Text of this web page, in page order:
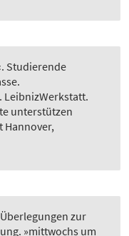
Studierende
LeibnizWerkstatt.
unterstützen
Hannover,
zur
»mittwochs um